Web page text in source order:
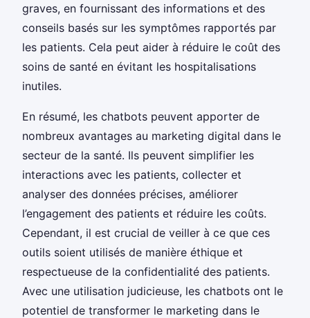
graves, en fournissant des informations et des
conseils basés sur les symptômes rapportés par
les patients. Cela peut aider à réduire le coût des
soins de santé en évitant les hospitalisations
inutiles.
En résumé, les chatbots peuvent apporter de
nombreux avantages au marketing digital dans le
secteur de la santé. Ils peuvent simplifier les
interactions avec les patients, collecter et
analyser des données précises, améliorer
l’engagement des patients et réduire les coûts.
Cependant, il est crucial de veiller à ce que ces
outils soient utilisés de manière éthique et
respectueuse de la confidentialité des patients.
Avec une utilisation judicieuse, les chatbots ont le
potentiel de transformer le marketing dans le